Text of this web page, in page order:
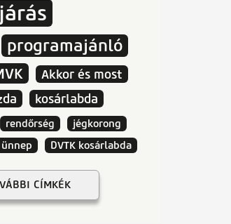
programajánló
Akkor és most
kosárlabda
rendőrség
jégkorong
ünnep DVTK kosárlabda
CÍMKÉK